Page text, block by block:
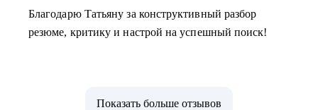
Благодарю Татьяну за конструктивный разбор
резюме, критику и настрой на успешный поиск!
Показать больше отзывов